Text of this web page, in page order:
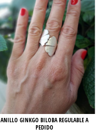
ANILLO GINKGO BILOBA REGULABLE A
PEDIDO